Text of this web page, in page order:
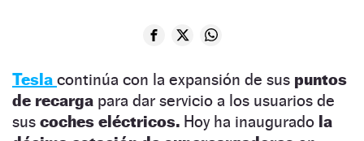
Tesla continúa con la expansión de sus puntos
de recarga para dar servicio a los usuarios de
sus coches eléctricos. Hoy ha inaugurado la